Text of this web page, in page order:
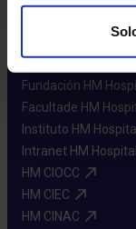
Fundación HM
Facultade HM
Instituto HM
Intranet HM
HM CIOCC​
HM CIEC​
HM CINAC​